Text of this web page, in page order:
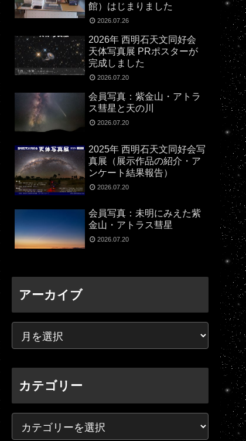
館）はじまりました
2026.07.26
2026年 西明石天文同好会
天体写真展 PRポスターが
完成しました
2026.07.20
会員写真：紫金山・アトラ
ス彗星と天の川
2026.07.20
2025年 西明石天文同好会写
真展（展示作品の紹介・ア
ンケート結果報告）
2026.07.20
会員写真：未明にみえた紫
金山・アトラス彗星
2026.07.20
アーカイブ
カテゴリー